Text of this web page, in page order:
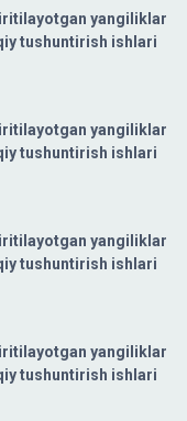
yangiliklar
tushuntirish ishlari
yangiliklar
tushuntirish ishlari
yangiliklar
tushuntirish ishlari
yangiliklar
tushuntirish ishlari